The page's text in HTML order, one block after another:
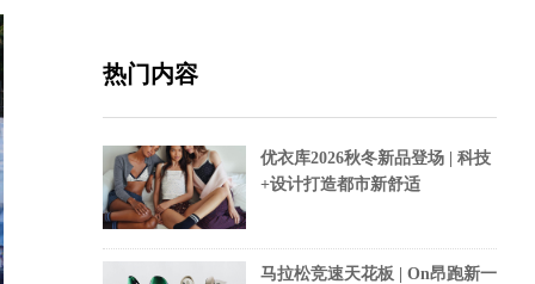
热门内容
优衣库2026秋冬新品登场 | 科技
+设计打造都市新舒适
马拉松竞速天花板 | On昂跑新一